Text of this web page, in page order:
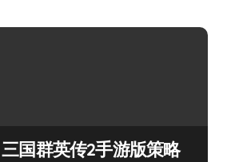
国群英传2手游版策略